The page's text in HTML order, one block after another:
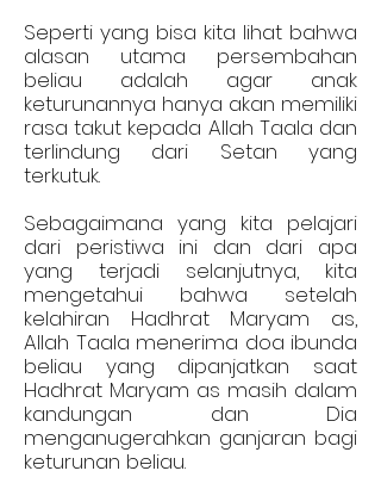
Seperti yang bisa kita lihat bahwa
alasan utama persembahan
beliau adalah agar anak
keturunannya hanya akan memiliki
rasa takut kepada Allah Taala dan
terlindung dari Setan yang
terkutuk.
Sebagaimana yang kita pelajari
dari peristiwa ini dan dari apa
yang terjadi selanjutnya, kita
mengetahui bahwa setelah
kelahiran Hadhrat Maryam as,
Allah Taala menerima doa ibunda
beliau yang dipanjatkan saat
Hadhrat Maryam as masih dalam
kandungan dan Dia
menganugerahkan ganjaran bagi
keturunan beliau.